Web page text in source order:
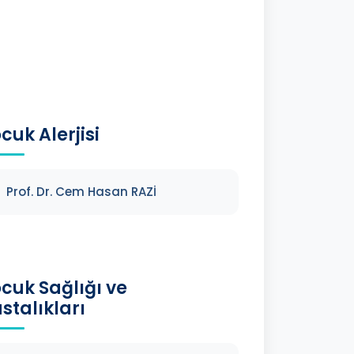
Alerjisi
Prof. Dr. Cem Hasan RAZİ
Sağlığı ve